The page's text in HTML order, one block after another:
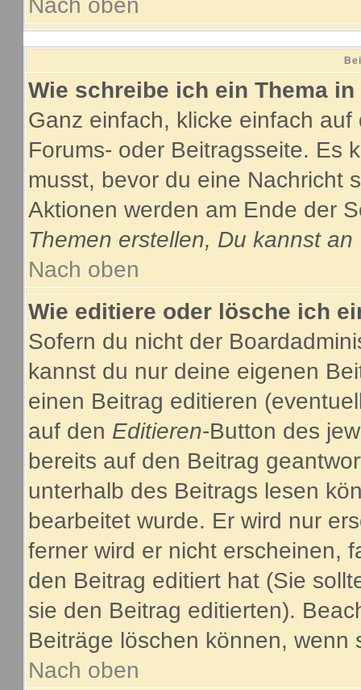
Nach oben
Wie schreibe ich ein Thema
Ganz einfach, klicke einfach
Forums- oder Beitragsseite. Es
musst, bevor du eine Nachricht
Aktionen werden am Ende der
Themen erstellen, Du kannst
Nach oben
Wie editiere oder lösche ich
Sofern du nicht der
kannst du nur deine eigenen
einen Beitrag editieren
auf den Editieren-Button des
bereits auf den Beitrag
unterhalb des Beitrags lesen
bearbeitet wurde. Er wird nur
ferner wird er nicht erscheinen,
den Beitrag editiert hat (Sie
sie den Beitrag editierten).
Beiträge löschen können,
Nach oben